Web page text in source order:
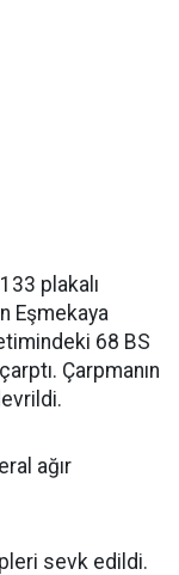
plakalı
Eşmekaya
68 BS
Çarpmanın
ağır
sevk edildi.